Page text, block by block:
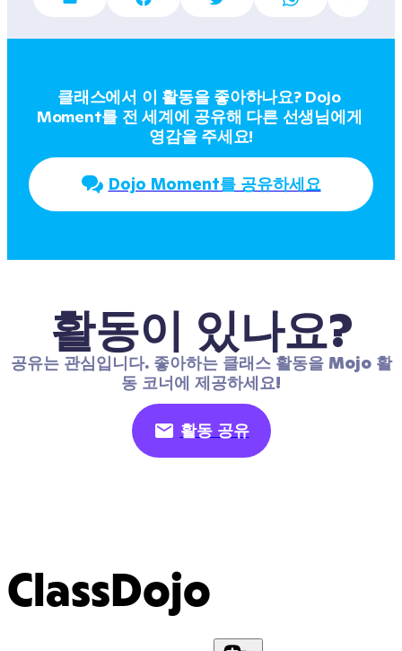
클래스에서 이 활동을 좋아하나요? Dojo
Moment를 전 세계에 공유해 다른 선생님에게
영감을 주세요!
Dojo Moment를 공유하세요
활동이 있나요?
공유는 관심입니다. 좋아하는 클래스 활동을 Mojo 활
동 코너에 제공하세요!
활동 공유
ClassDojo